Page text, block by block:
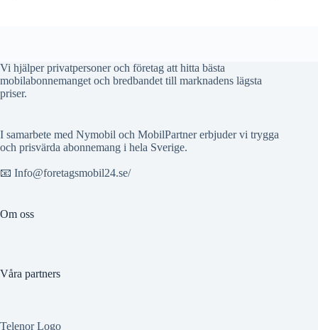
Vi hjälper privatpersoner och företag att hitta bästa
mobilabonnemanget och bredbandet till marknadens lägsta
priser.
I samarbete med Nymobil och MobilPartner erbjuder vi trygga
och prisvärda abonnemang i hela Sverige.
📧 Info@foretagsmobil24.se/
Om oss
Våra partners
Telenor Logo